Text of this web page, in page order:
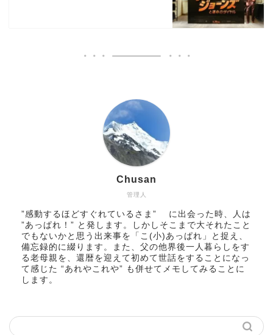
管理人
Chusan
”感動するほどすぐれているさま” に出会った時、人は
”あっぱれ！” と発します。しかしそこまで大それたこと
でもないかと思う出来事を「こ(小)あっぱれ」と捉え、
備忘録的に綴ります。また、父の他界後一人暮らしをす
る老母親を、還暦を迎えて初めて世話をすることになっ
て感じた “あれやこれや” も併せてメモしてみることに
します。